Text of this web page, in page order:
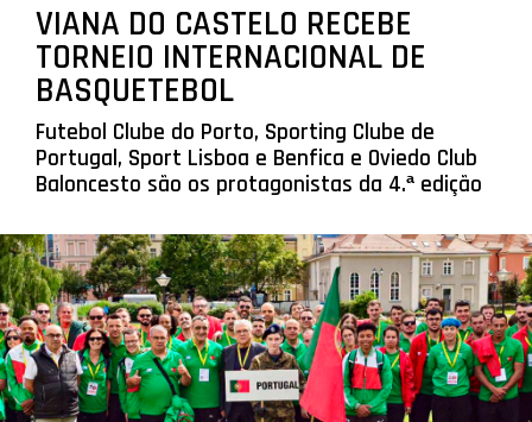
VIANA DO CASTELO RECEBE
TORNEIO INTERNACIONAL DE
BASQUETEBOL
Futebol Clube do Porto, Sporting Clube de
Portugal, Sport Lisboa e Benfica e Oviedo Club
Baloncesto são os protagonistas da 4.ª edição